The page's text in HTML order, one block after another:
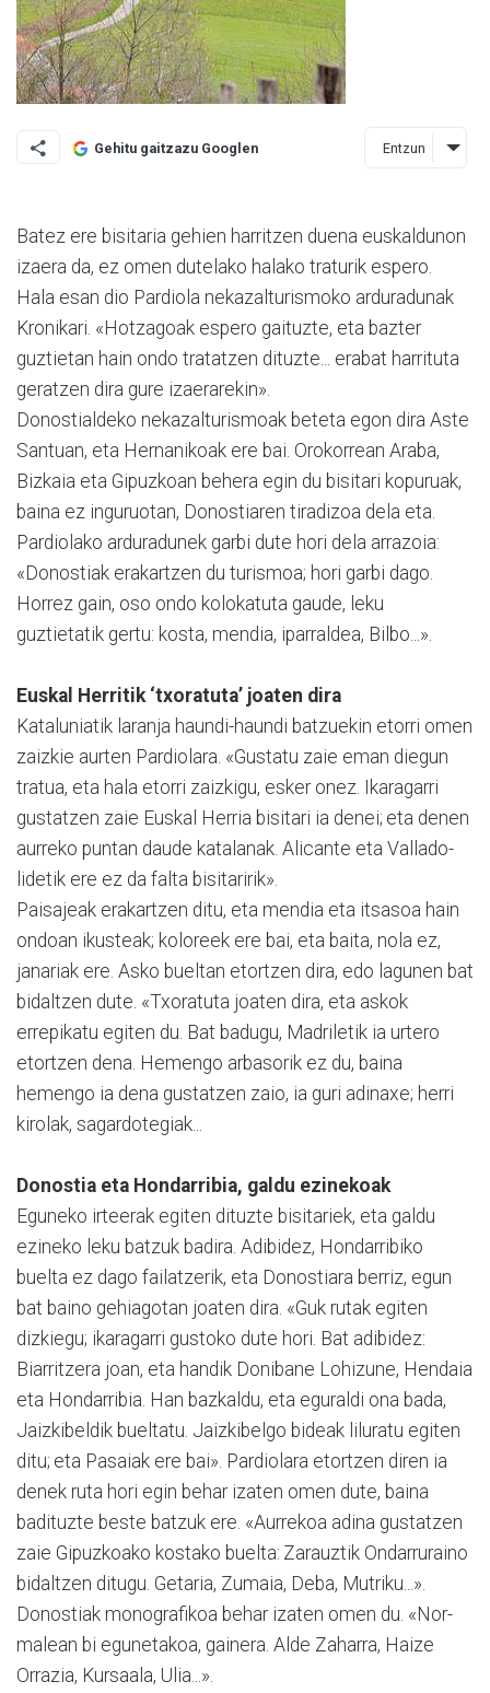
Gehitu gaitzazu Googlen Entzun
Batez ere bisitaria gehien harritzen duena euskaldunon
izaera da, ez omen dutelako halako traturik espero.
Hala esan dio Pardiola nekazalturismoko arduradunak
Kro­ni­kari. «Hotzagoak espero gaituzte, eta bazter
guztietan hain ondo tratatzen dituzte... erabat harrituta
geratzen dira gure izaerarekin».
Donostialdeko nekazalturismoak beteta egon dira Aste
Santuan, eta Hernanikoak ere bai. Orokorrean Araba,
Biz­kaia eta Gipuzkoan behera egin du bisitari kopuruak,
bai­na ez inguruotan, Donos­tia­ren tiradizoa dela eta.
Pardiolako arduradunek garbi dute hori dela arrazoia:
«Donostiak erakartzen du turismoa; hori garbi dago.
Horrez gain, oso ondo kolokatuta gaude, leku
guztietatik gertu: kosta, mendia, iparraldea, Bilbo...».
Euskal Herritik ‘txoratuta’ joaten dira
Kataluniatik laranja haundi-haun­di batzuekin etorri omen
zaizkie aurten Pardio­lara. «Gustatu zaie eman diegun
tratua, eta hala etorri zaizkigu, esker onez. Ikara­ga­rri
gusta­tzen zaie Euskal He­rria bisitari ia denei; eta de­nen
aurreko puntan daude ka­ta­lanak. Alicante eta Valla­do­
lidetik ere ez da falta bisitaririk».
Paisajeak erakartzen ditu, eta mendia eta itsasoa hain
ondoan ikusteak; koloreek ere bai, eta baita, nola ez,
janariak ere. Asko bueltan etortzen dira, edo lagunen bat
bidal­tzen dute. «Txoratuta joaten dira, eta askok
errepikatu egiten du. Bat badugu, Madriletik ia urtero
etortzen dena. He­men­go arbasorik ez du, baina
hemengo ia dena gustatzen zaio, ia guri adinaxe; herri
kirolak, sagardotegiak...
Donostia eta Hondarribia, galdu ezinekoak
Eguneko irteerak egiten dituzte bisitariek, eta galdu
ezineko leku batzuk badira. Adibidez, Hondarribiko
buelta ez dago failatzerik, eta Donostiara be­rriz, egun
bat baino gehiagotan joaten dira. «Guk rutak egiten
dizkiegu; ikaragarri gustoko dute hori. Bat adibidez:
Biarritzera joan, eta handik Donibane Lohizune, Hen­daia
eta Hondarribia. Han baz­kaldu, eta eguraldi ona bada,
Jaizkibeldik bueltatu. Jaizkibelgo bideak liluratu egiten
ditu; eta Pasaiak ere bai». Pardiolara etortzen diren ia
denek ruta hori egin behar izaten omen dute, baina
badituzte beste batzuk ere. «Au­rrekoa adina gustatzen
zaie Gipuzkoako kostako buelta: Zarauztik Ondarruraino
bi­dal­tzen ditugu. Getaria, Zu­maia, Deba, Mutriku...».
Donostiak monografikoa be­har izaten omen du. «Nor­
malean bi egunetakoa, gainera. Alde Zaharra, Haize
Orra­zia, Kursaala, Ulia...».